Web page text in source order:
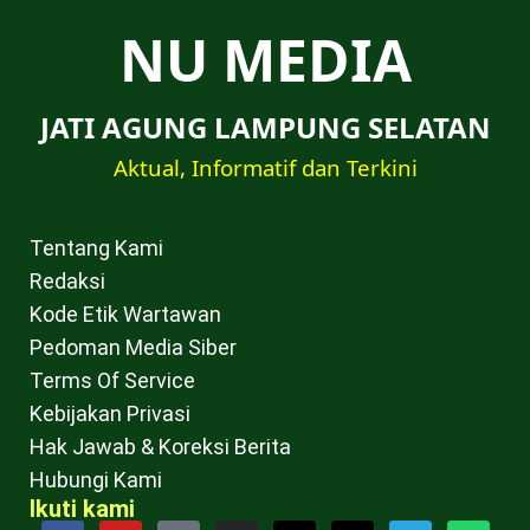
NU MEDIA
JATI AGUNG LAMPUNG SELATAN
Aktual, Informatif dan Terkini
Tentang Kami
Redaksi
Kode Etik Wartawan
Pedoman Media Siber
Terms Of Service
Kebijakan Privasi
Hak Jawab & Koreksi Berita
Hubungi Kami
Ikuti kami